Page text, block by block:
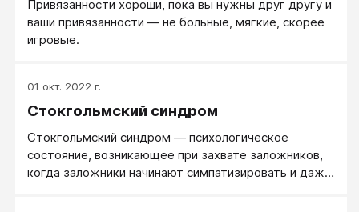
Привязанности хороши, пока вы нужны друг другу и
ваши привязанности — не больные, мягкие, скорее
игровые.
01 окт. 2022 г.
Стокгольмский синдром
Стокгольмский синдром — психологическое
состояние, возникающее при захвате заложников,
когда заложники начинают симпатизировать и даже